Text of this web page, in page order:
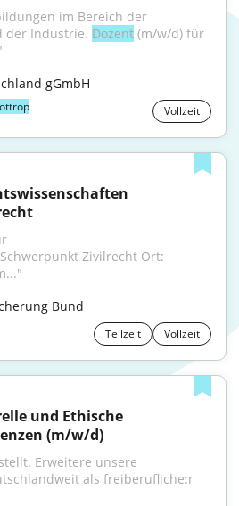
im Bereich der
der Industrie. Dozent (m/w/d) für
gGmbH
Vollzeit
Zivilrecht Ort:
Bund
Teilzeit Vollzeit
und Ethische
(m/w/d)
Erweitere unsere